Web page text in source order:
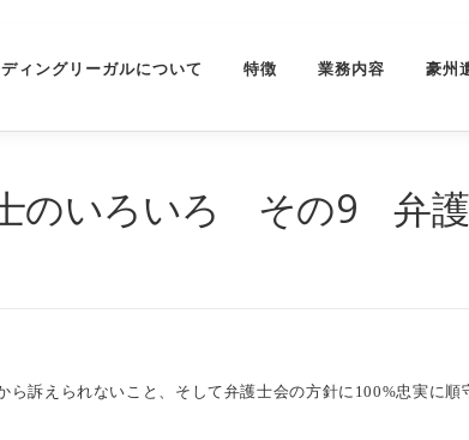
ィングリーガルについて 特徴 業務内容 豪州
のいろいろ その9 弁
訴えられないこと、そして弁護士会の方針に100%忠実に